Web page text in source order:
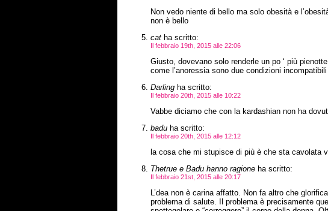
Non vedo niente di bello ma solo obesità e
non è bello
catha scritto:
Il febbraio 19th, 2015 alle 22:06
Giusto, dovevano solo renderle un po ‘ più
come l’anoressia sono due condizioni
Darlingha scritto:
Il febbraio 20th, 2015 alle 10:22
Vabbe diciamo che con la kardashian non ha
baduha scritto:
Il febbraio 20th, 2015 alle 12:12
la cosa che mi stupisce di più è che sta cavolata
Thetrue e Badu hanno ragioneha scritto:
Il febbraio 21st, 2015 alle 20:17
L’dea non è carina affatto. Non fa altro che
problema di salute. Il problema è precisamente